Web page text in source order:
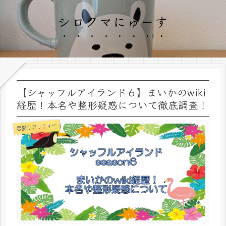
シロクマにゅーす
【シャッフルアイランド６】まいかのwiki
経歴！本名や整形疑惑について徹底調査！
恋愛リアリティー